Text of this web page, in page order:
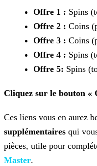
Offre 1 : Spins
Offre 2 : Coins
Offre 3 : Coins
Offre 4 : Spins
Offre 5: Spins
Cliquez sur le bouton «
Ces liens vous en aurez
supplémentaires qui
pièces, utile pour
Master.